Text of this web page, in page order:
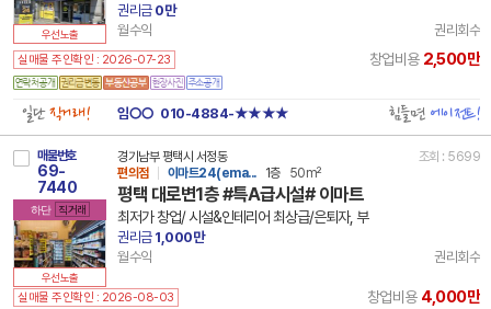
우선노출
권리금0만
월수익
권리회수
실매물 주인확인 : 2026-07-23 창업비용 2,500만
일단직거래! 임○○ 010-4884-★★★★ 힘들면에이전트!
매물번호
69-
7440
하단 직거래
우선노출
경기남부 평택시 서정동
조회 : 5699
편의점
이마트24(ema... 1층 50m²
평택 대로변1층 #특A급시설# 이마트
최저가 창업/ 시설&인테리어 최상급/은퇴자, 부
권리금1,000만
월수익
권리회수
실매물 주인확인 : 2026-08-03 창업비용 4,000만